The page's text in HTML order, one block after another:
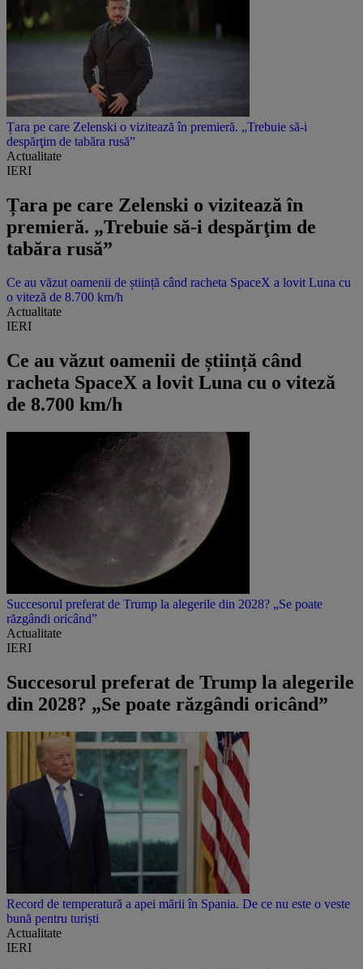
Țara pe care Zelenski o vizitează în premieră. „Trebuie să-i
despărţim de tabăra rusă”
Actualitate
IERI
Țara pe care Zelenski o vizitează în
premieră. „Trebuie să-i despărţim de
tabăra rusă”
Ce au văzut oamenii de știință când racheta SpaceX a lovit Luna cu
o viteză de 8.700 km/h
Actualitate
IERI
Ce au văzut oamenii de știință când
racheta SpaceX a lovit Luna cu o viteză
de 8.700 km/h
Succesorul preferat de Trump la alegerile din 2028? „Se poate
răzgândi oricând”
Actualitate
IERI
Succesorul preferat de Trump la alegerile
din 2028? „Se poate răzgândi oricând”
Record de temperatură a apei mării în Spania. De ce nu este o veste
bună pentru turiști
Actualitate
IERI